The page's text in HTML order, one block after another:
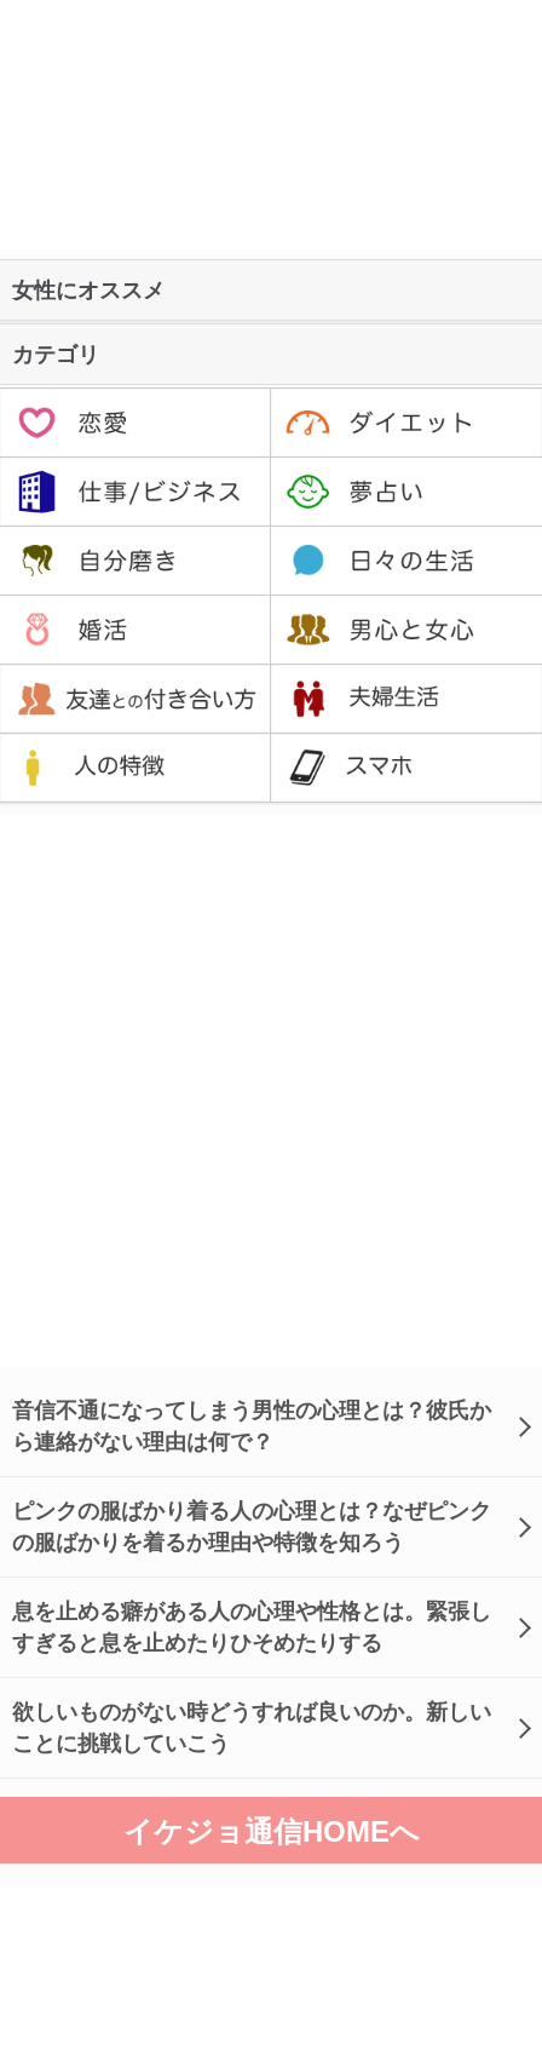
女性にオススメ
カテゴリ
音信不通になってしまう男性の心理とは？彼氏か
ら連絡がない理由は何で？
ピンクの服ばかり着る人の心理とは？なぜピンク
の服ばかりを着るか理由や特徴を知ろう
息を止める癖がある人の心理や性格とは。緊張し
すぎると息を止めたりひそめたりする
欲しいものがない時どうすれば良いのか。新しい
ことに挑戦していこう
イケジョ通信HOMEへ